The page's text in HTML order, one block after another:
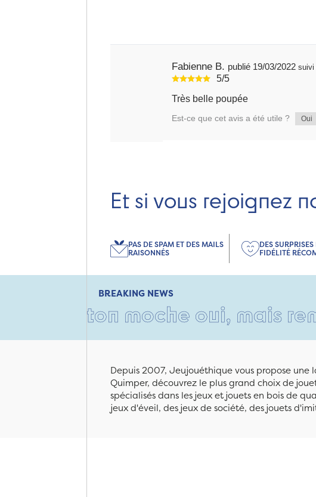
Fabienne B. publié 19/03/2022suivi
5/5
Très belle poupée
Est-ce que cet avis a été utile ? Oui
Et si vous rejoignez
PAS DE SPAM ET DES MAILS
RAISONNÉS
DES
FIDÉLITÉ
BREAKING NEWS
moche oui, mais rempli
Depuis 2007, Jeujouéthique vous propose
Quimper, découvrez le plus grand choix de
spécialisés dans les jeux et jouets en bois de
jeux d'éveil, des jeux de société, des jouets